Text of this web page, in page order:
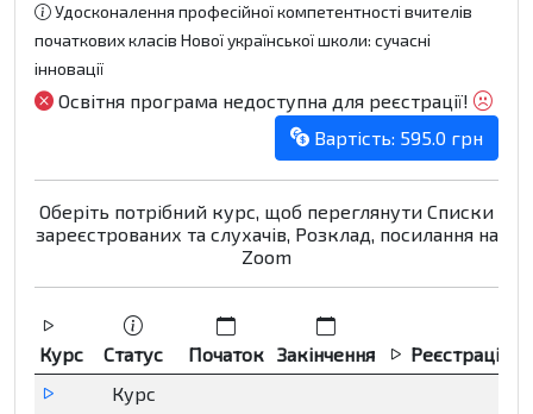
Удосконалення професійної компетентності вчителів
початкових класів Нової української школи: сучасні
інновації
Освітня програма недоступна для реєстрації!
Вартість: 595.0 грн
Оберіть потрібний курс, щоб переглянути Списки
зареєстрованих та слухачів, Розклад, посилання на
Zoom
Курс Статус Початок Закінчення Реєстрація
Курс